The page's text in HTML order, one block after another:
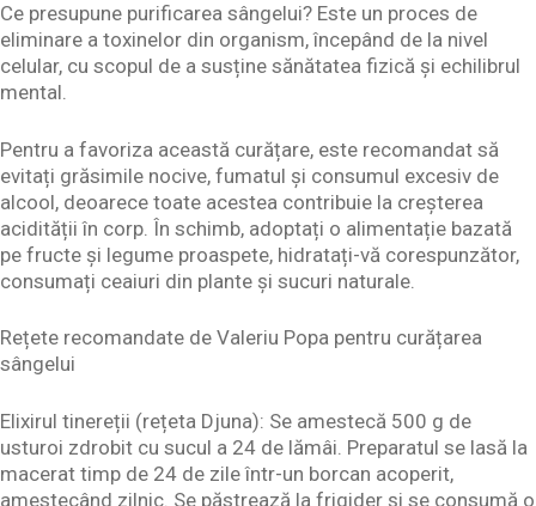
Ce presupune purificarea sângelui? Este un proces de
eliminare a toxinelor din organism, începând de la nivel
celular, cu scopul de a susține sănătatea fizică și echilibrul
mental.
Pentru a favoriza această curățare, este recomandat să
evitați grăsimile nocive, fumatul și consumul excesiv de
alcool, deoarece toate acestea contribuie la creșterea
acidității în corp. În schimb, adoptați o alimentație bazată
pe fructe și legume proaspete, hidratați-vă corespunzător,
consumați ceaiuri din plante și sucuri naturale.
Rețete recomandate de Valeriu Popa pentru curățarea
sângelui
Elixirul tinereții (rețeta Djuna): Se amestecă 500 g de
usturoi zdrobit cu sucul a 24 de lămâi. Preparatul se lasă la
macerat timp de 24 de zile într-un borcan acoperit,
amestecând zilnic. Se păstrează la frigider și se consumă o